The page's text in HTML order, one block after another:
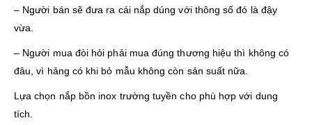
– Người bán sẽ đưa ra cái nắp dúng với thông số đó là đậy
vừa.
– Người mua đòi hỏi phải mua đúng thương hiệu thì không có
đâu, vì hảng có khi bỏ mẫu không còn sản suất nữa.
Lựa chọn nắp bồn inox trường tuyền cho phù hợp với dung
tích.